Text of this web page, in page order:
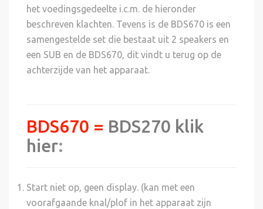
het voedingsgedeelte i.c.m. de hieronder
beschreven klachten. Tevens is de BDS670 is een
samengestelde set die bestaat uit 2 speakers en
een SUB en de BDS670, dit vindt u terug op de
achterzijde van het apparaat.
BDS670 = BDS270 klik
hier:
Start niet op, geen display. (kan met een
voorafgaande knal/plof in het apparaat zijn